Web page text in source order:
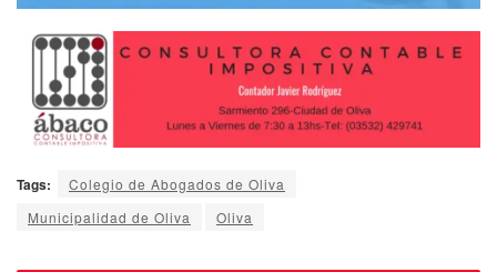
Tags:
Colegio de Abogados de Oliva
Municipalidad de Oliva
Oliva